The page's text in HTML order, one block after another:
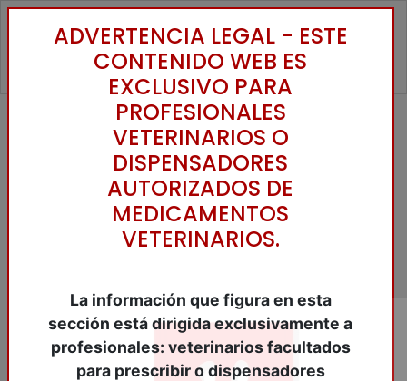
Catálogo/Antibióticos/
CEFALOSPORINAS 3 Y 4ª GEN.(CATEGORIA
CEFTIOMAX 50 mg/ml. 250 ML. Sol.i.
ADVERTENCIA LEGAL - ESTE
CONTENIDO WEB ES
EXCLUSIVO PARA
PROFESIONALES
VETERINARIOS O
DISPENSADORES
AUTORIZADOS DE
MEDICAMENTOS
VETERINARIOS.
La información que figura en esta
sección está dirigida exclusivamente a
profesionales: veterinarios facultados
para prescribir o dispensadores